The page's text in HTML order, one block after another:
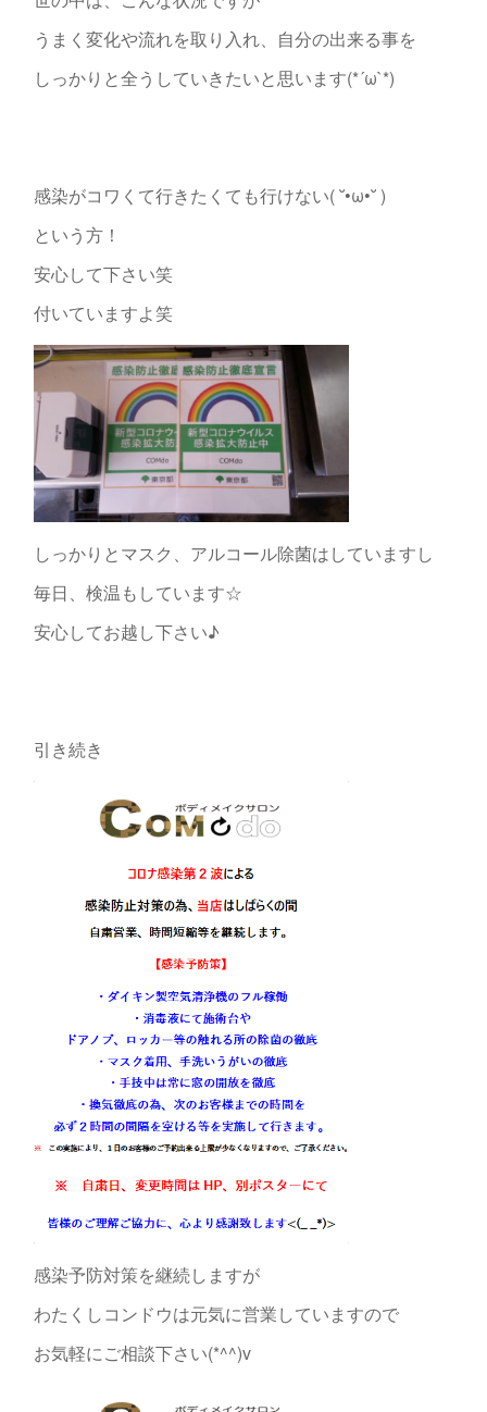
うまく変化や流れを取り入れ、自分の出来る事を
しっかりと全うしていきたいと思います(*´ω`*)
感染がコワくて行きたくても行けない( ˘•ω•˘ )
という方！
安心して下さい笑
付いていますよ笑
しっかりとマスク、アルコール除菌はしていますし
毎日、検温もしています☆
安心してお越し下さい♪
引き続き
感染予防対策を継続しますが
わたくしコンドウは元気に営業していますので
お気軽にご相談下さい(*^^)v